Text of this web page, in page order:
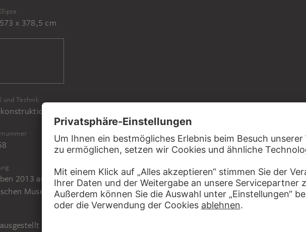
x 378,5 cm
und Technik
Vorhänge aus schwarzen Plastikperlen
2013 aus Mitteln des Städelkomitees 21. Jahrhundert, Eigentum des
Museums-Vereins e.V.